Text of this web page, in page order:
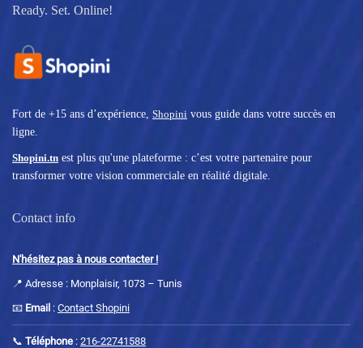
Ready. Set. Online!
Fort de +15 ans d’expérience, Shopini vous guide dans votre succès en
ligne.
Shopini.tn est plus qu'une plateforme : c’est votre partenaire pour
transformer votre vision commerciale en réalité digitale.
Contact info
N'hésitez pas à nous contacter !
📍 Adresse : Monplaisir, 1073 – Tunis
📧 Email : Contact Shopini
📞 Téléphone : 216-22741588